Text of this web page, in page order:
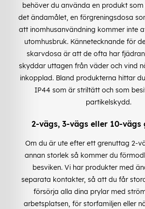
behöver du använda en produkt
det ändamålet, en förgreningsdosa
att inomhusanvändning kommer inte
utomhusbruk. Kännetecknande för
skarvdosa är att de ofta har
skyddar uttagen från väder och vind
inkopplad. Bland produkterna hittar
IP44 som är striltätt och som
partikelskydd.
2-vägs, 3-vägs eller 10-vägs
Om du är ute efter ett grenuttag 2-
annan storlek så kommer du
besviken. Vi har produkter med
separata kontakter, så att du får
försörja alla dina prylar med
arbetsplatsen, för storfamiljen eller